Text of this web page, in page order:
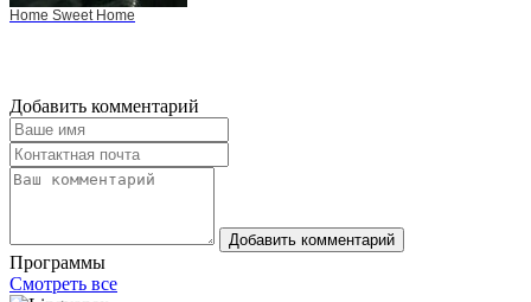
Home Sweet Home
Добавить комментарий
Добавить комментарий
Программы
Смотреть все